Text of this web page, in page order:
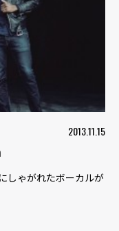
2013.11.15
しゃがれたボーカルが